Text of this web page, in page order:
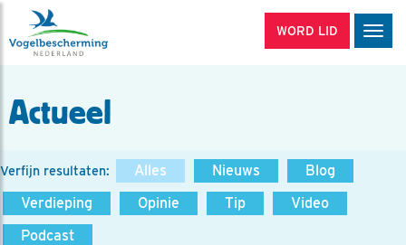
WORD LID
Actueel
Verfijn resultaten: Alles Nieuws
Blog
Verdieping
Opinie Tip
Video
Podcast